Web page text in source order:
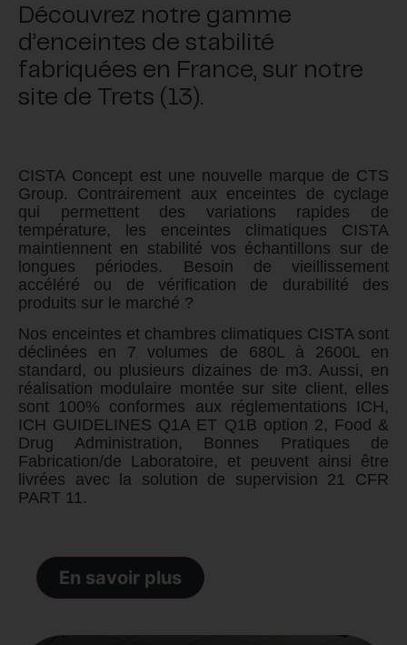
Découvrez notre gamme
d’enceintes de stabilité
fabriquées en France, sur notre
site de Trets (13).
CISTA Concept est une nouvelle marque de CTS
Group. Contrairement aux enceintes de cyclage
qui permettent des variations rapides de
température, les enceintes climatiques CISTA
maintiennent en stabilité vos échantillons sur de
longues périodes. Besoin de vieillissement
accéléré ou de vérification de durabilité des
produits sur le marché ?
Nos enceintes et chambres climatiques CISTA sont
déclinées en 7 volumes de 680L à 2600L en
standard, ou plusieurs dizaines de m3. Aussi, en
réalisation modulaire montée sur site client, elles
sont 100% conformes aux réglementations ICH,
ICH GUIDELINES Q1A ET Q1B option 2, Food &
Drug Administration, Bonnes Pratiques de
Fabrication/de Laboratoire, et peuvent ainsi être
livrées avec la solution de supervision 21 CFR
PART 11.
En savoir plus